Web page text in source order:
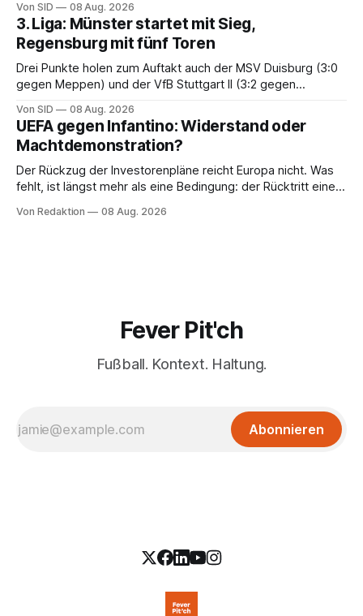
Von SID 08 Aug. 2026
3. Liga: Münster startet mit Sieg,
Regensburg mit fünf Toren
Drei Punkte holen zum Auftakt auch der MSV Duisburg (3:0
gegen Meppen) und der VfB Stuttgart II (3:2 gegen
Von SID 08 Aug. 2026
UEFA gegen Infantino: Widerstand oder
Machtdemonstration?
Der Rückzug der Investorenpläne reicht Europa nicht. Was
fehlt, ist längst mehr als eine Bedingung: der Rücktritt eines
Von Redaktion 08 Aug. 2026
Fever Pit'ch
Fußball. Kontext. Haltung.
Abonnieren